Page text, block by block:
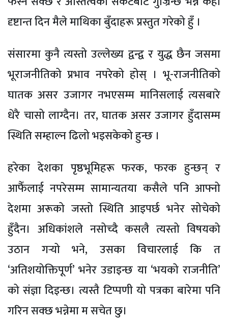
दृष्टान्त दिन मैले माथिका बुँदाहरू प्रस्तुत गरेको हुँ ।
संसारमा कुनै त्यस्तो उल्लेख्य द्वन्द्व र युद्ध छैन जसमा
भूराजनीतिको प्रभाव नपरेको होस् । भू-राजनीतिको
घातक असर उजागर नभएसम्म मानिसलाई त्यसबारे
धेरै चासो लाग्दैन। तर, घातक असर उजागर हुँदासम्म
स्थिति सम्हाल्न ढिलो भइसकेको हुन्छ ।
हरेका देशका पृष्ठभूमिहरू फरक, फरक हुन्छन् र
आफैँलाई नपरेसम्म सामान्यतया कसैले पनि आफ्नो
देशमा अरूको जस्तो स्थिति आइपर्छ भनेर सोचेको
हुँदैन। अधिकांशले नसोच्दै कसलै त्यस्तो विषयको
उठान गर्‍यो भने, उसका विचारलाई कि त
‘अतिशयोक्तिपूर्ण’ भनेर उडाइन्छ या ‘भयको राजनीति’
को संज्ञा दिइन्छ। त्यस्तै टिप्पणी यो पत्रका बारेमा पनि
गरिन सक्छ भन्नेमा म सचेत छु।